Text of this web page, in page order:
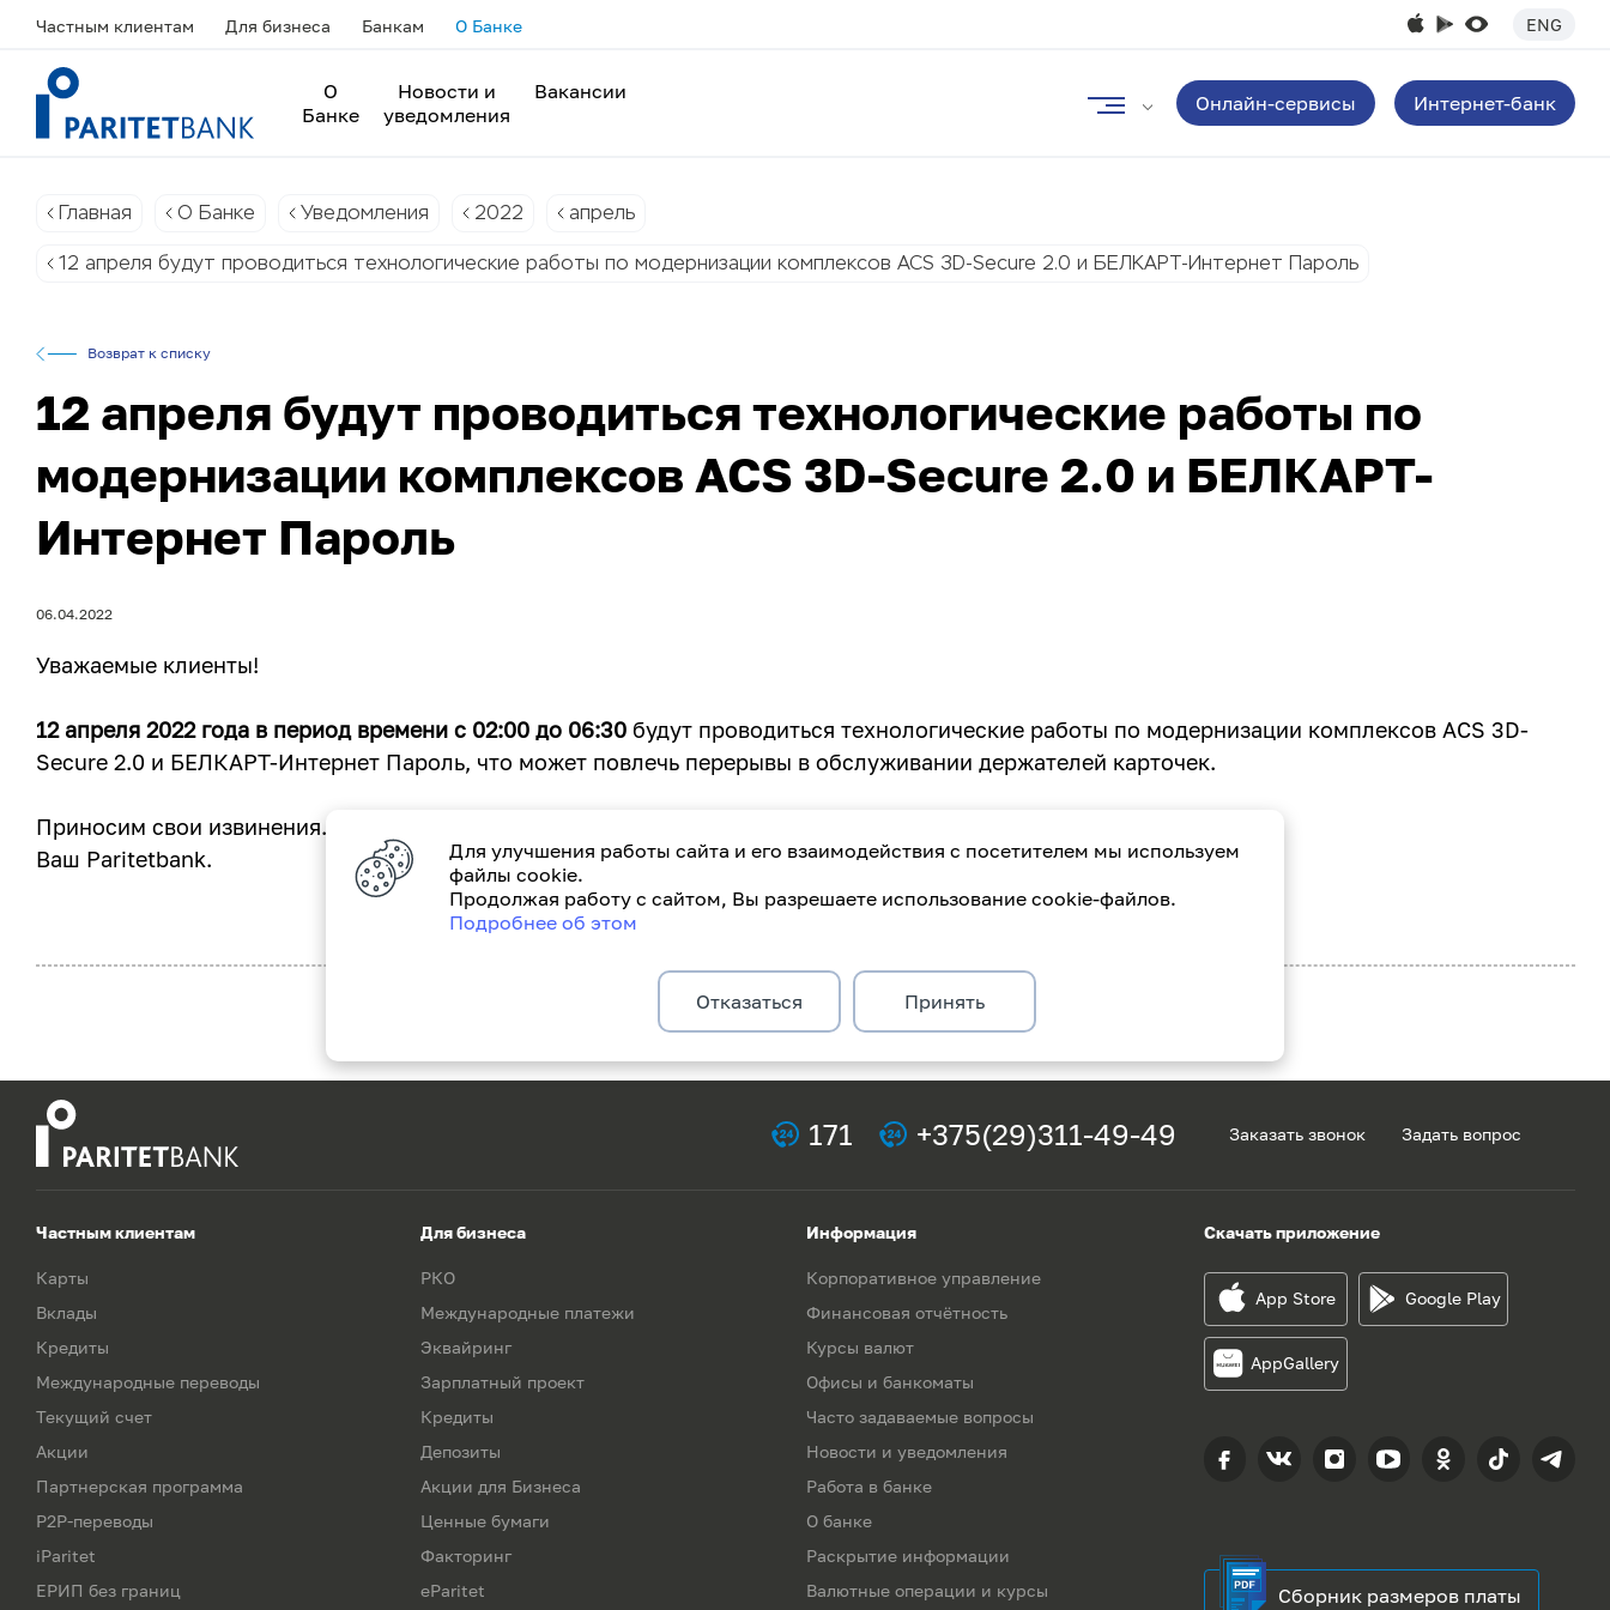
Частным клиентам Для бизнеса Банкам О Банке ENG
О
Банке
Новости и
уведомления
Вакансии Онлайн-сервисы Интернет-банк
Главная О Банке Уведомления 2022
апрель
12 апреля будут проводиться технологические работы по модернизации комплексов ACS 3D-Secure 2.0 и БЕЛКАРТ-Интернет Пароль
Возврат к списку
12 апреля будут проводиться технологические работы по
модернизации комплексов ACS 3D-Secure 2.0 и БЕЛКАРТ-
Интернет Пароль
06.04.2022
Уважаемые клиенты!
12 апреля 2022 года в период времени с 02:00 до 06:30будут проводиться технологические работы по модернизации комплексов ACS 3D-
Secure 2.0 и БЕЛКАРТ-Интернет Пароль, что может повлечь перерывы в обслуживании держателей карточек.
Приносим свои извинения.
Ваш Paritetbank.
171 +375(29)311-49-49 Заказать звонок Задать вопрос
Частным клиентам
Карты
Вклады
Кредиты
Международные переводы
Текущий счет
Акции
Партнерская программа
P2P-переводы
iParitet
ЕРИП без границ
Для бизнеса
РКО
Международные платежи
Эквайринг
Зарплатный проект
Кредиты
Депозиты
Акции для Бизнеса
Ценные бумаги
Факторинг
eParitet
Информация
Корпоративное управление
Финансовая отчётность
Курсы валют
Офисы и банкоматы
Часто задаваемые вопросы
Новости и уведомления
Работа в банке
О банке
Раскрытие информации
Валютные операции и курсы
Скачать приложение
App Store Google Play
AppGallery
Сборник размеров платы
Для улучшения работы сайта и его взаимодействия с посетителем мы используем
файлы cookie.
Продолжая работу с сайтом, Вы разрешаете использование cookie-файлов.
Подробнее об этом
Отказаться Принять